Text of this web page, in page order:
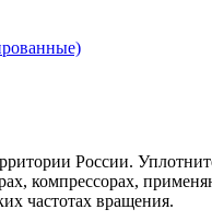
России.
компрессорах,
частотах вращения.